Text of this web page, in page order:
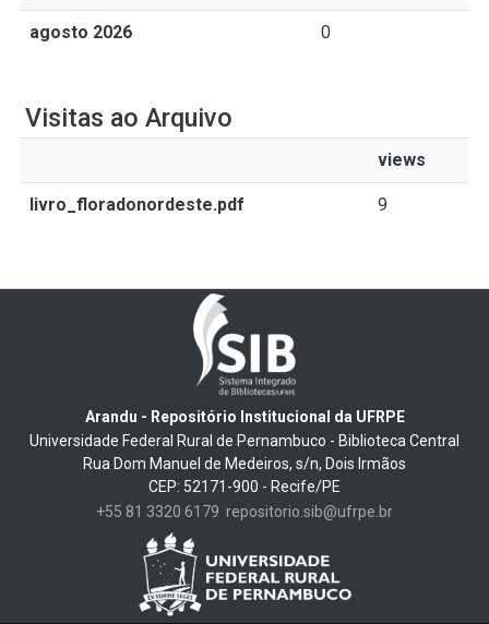
agosto 2026 0
Visitas ao Arquivo
views
livro_floradonordeste.pdf 9
Arandu - Repositório Institucional da UFRPE
Universidade Federal Rural de Pernambuco - Biblioteca Central
Rua Dom Manuel de Medeiros, s/n, Dois Irmãos
CEP: 52171-900 - Recife/PE
+55 81 3320 6179 repositorio.sib@ufrpe.br